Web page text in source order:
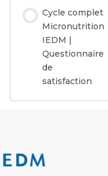
ménopause
Cycle complet
Micronutrition
IEDM |
Questionnaire
de
satisfaction